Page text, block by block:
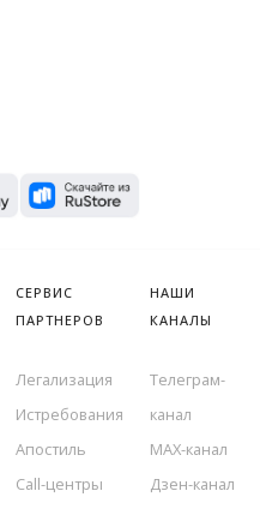
СЕРВИС
ПАРТНЕРОВ
Легализация
Истребования
Апостиль
Call-центры
НАШИ
КАНАЛЫ
Телеграм-
канал
MAX-канал
Дзен-канал